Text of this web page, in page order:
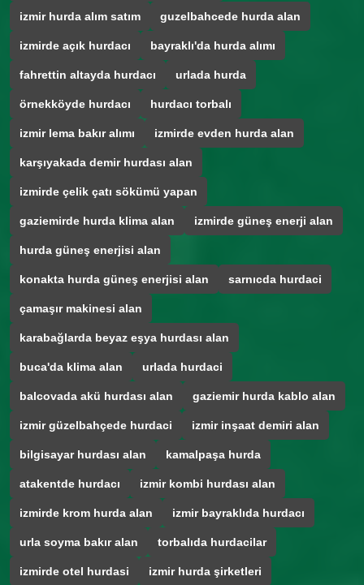
izmir hurda alım satım guzelbahcede hurda alan
izmirde açık hurdacı bayraklı'da hurda alımı
fahrettin altayda hurdacı urlada hurda
örnekköyde hurdacı hurdacı torbalı
izmir lema bakır alımı izmirde evden hurda alan
karşıyakada demir hurdası alan
izmirde çelik çatı sökümü yapan
gaziemirde hurda klima alan izmirde güneş enerji alan
hurda güneş enerjisi alan
konakta hurda güneş enerjisi alan sarnıcda hurdaci
çamaşır makinesi alan
karabağlarda beyaz eşya hurdası alan
buca'da klima alan urlada hurdaci
balcovada akü hurdası alan gaziemir hurda kablo alan
izmir güzelbahçede hurdaci izmir inşaat demiri alan
bilgisayar hurdası alan kamalpaşa hurda
atakentde hurdacı izmir kombi hurdası alan
izmirde krom hurda alan izmir bayraklıda hurdacı
urla soyma bakır alan torbalıda hurdacilar
izmirde otel hurdasi izmir hurda şirketleri